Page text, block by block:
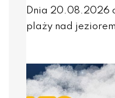
Dnia 20.08.2026
plaży nad